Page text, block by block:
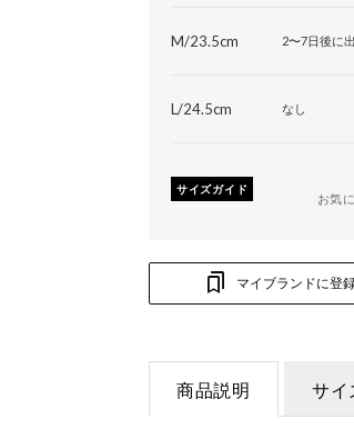
M/23.5cm 2〜7日後に
L/24.5cm なし
サイズガイド
お気
マイブランドに登
商品説明 サイ